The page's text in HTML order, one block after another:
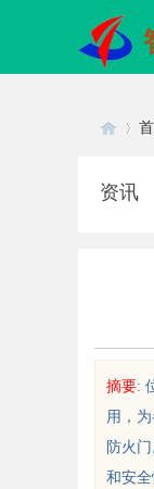
sc
资讯
摘要:
用，
防火
和安
都私家侦探的职业